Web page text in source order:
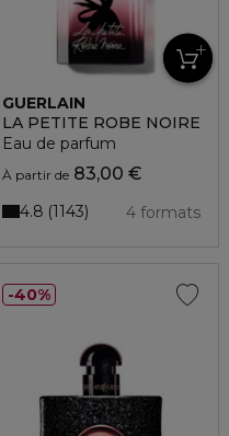
GUERLAIN
LA PETITE ROBE NOIRE
Eau de parfum
À partir de83,00 €
4 formats
4.8 1143
40%